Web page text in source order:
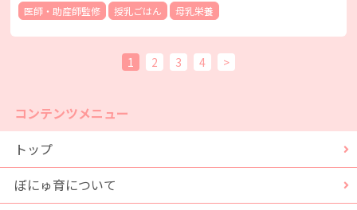
医師・助産師監修 授乳ごはん 母乳栄養
1 2 3 4 >
コンテンツメニュー
トップ
ぼにゅ育について